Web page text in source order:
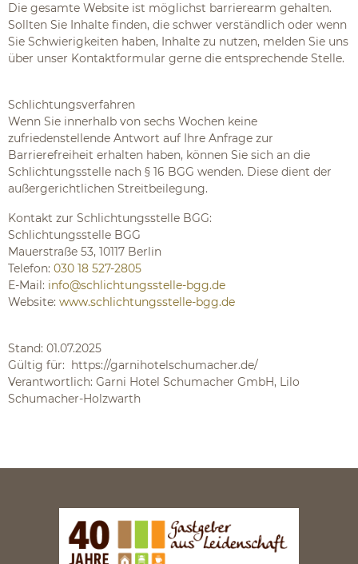
Die gesamte Website ist möglichst barrierearm gehalten.
Sollten Sie Inhalte finden, die schwer verständlich oder wenn
Sie Schwierigkeiten haben, Inhalte zu nutzen, melden Sie uns
über unser Kontaktformular gerne die entsprechende Stelle.
Schlichtungsverfahren
Wenn Sie innerhalb von sechs Wochen keine
zufriedenstellende Antwort auf Ihre Anfrage zur
Barrierefreiheit erhalten haben, können Sie sich an die
Schlichtungsstelle nach § 16 BGG wenden. Diese dient der
außergerichtlichen Streitbeilegung.
Kontakt zur Schlichtungsstelle BGG:
Schlichtungsstelle BGG
Mauerstraße 53, 10117 Berlin
Telefon: 030 18 527-2805
E-Mail: info@schlichtungsstelle-bgg.de
Website: www.schlichtungsstelle-bgg.de
Stand: 01.07.2025
Gültig für: https://garnihotelschumacher.de/
Verantwortlich: Garni Hotel Schumacher GmbH, Lilo
Schumacher-Holzwarth